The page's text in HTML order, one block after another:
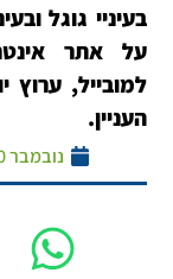
בעיניי גוגל
על אתר
למובייל, ערוץ
העניין.
נובמבר 20, 2022